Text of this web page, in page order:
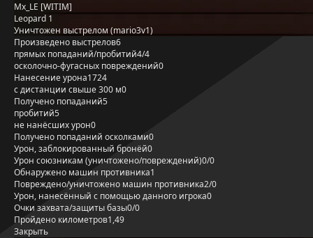
Mx_LE [WITIM]
Leopard 1
Уничтожен выстрелом (mario3v1)
Произведено выстрелов6
прямых попаданий/пробитий4/4
осколочно-фугасных повреждений0
Нанесение урона1724
с дистанции свыше 300 м0
Получено попаданий5
пробитий5
не нанёсших урон0
Получено попаданий осколками0
Урон, заблокированный бронёй0
Урон союзникам (уничтожено/повреждений)0/0
Обнаружено машин противника1
Повреждено/уничтожено машин противника2/0
Урон, нанесённый с помощью данного игрока0
Очки захвата/защиты базы0/0
Пройдено километров1,49
Закрыть